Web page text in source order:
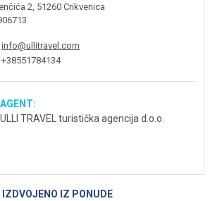
2, 51260 Crikvenica
info@ullitravel.com
+38551784134
AGENT:
ULLI TRAVEL turistička agencija d.o.o.
IZDVOJENO IZ PONUDE